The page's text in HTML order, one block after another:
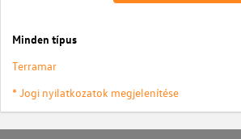
Minden típus
Terramar
* Jogi nyilatkozatok megjelenítése